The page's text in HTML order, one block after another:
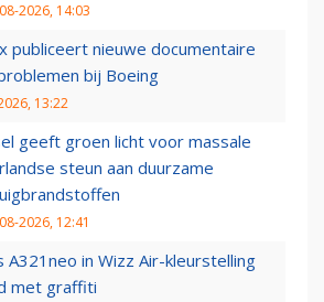
2026, 14:03
publiceert nieuwe documentaire
bij Boeing
13:22
geeft groen licht voor massale
steun aan duurzame
2026, 12:41
A321neo in Wizz Air-kleurstelling
met graffiti